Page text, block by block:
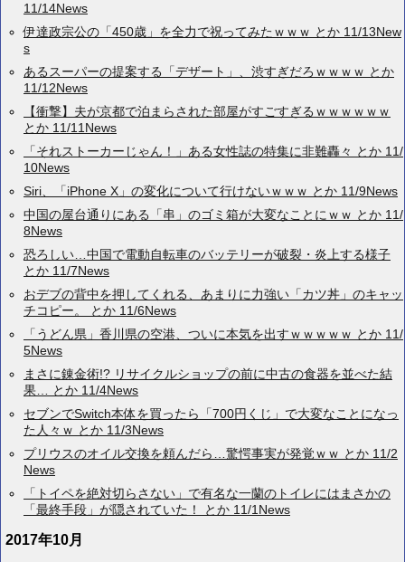
11/14News
伊達政宗公の「450歳」を全力で祝ってみたｗｗｗ とか 11/13New
s
あるスーパーの提案する「デザート」、渋すぎだろｗｗｗｗ とか
11/12News
【衝撃】夫が京都で泊まらされた部屋がすごすぎるｗｗｗｗｗｗ
とか 11/11News
「それストーカーじゃん！」ある女性誌の特集に非難轟々 とか 11/
10News
Siri、「iPhone X」の変化について行けないｗｗｗ とか 11/9News
中国の屋台通りにある「串」のゴミ箱が大変なことにｗｗ とか 11/
8News
恐ろしい…中国で電動自転車のバッテリーが破裂・炎上する様子
とか 11/7News
おデブの背中を押してくれる、あまりに力強い「カツ丼」のキャッ
チコピー。 とか 11/6News
「うどん県」香川県の空港、ついに本気を出すｗｗｗｗｗ とか 11/
5News
まさに錬金術!? リサイクルショップの前に中古の食器を並べた結
果… とか 11/4News
セブンでSwitch本体を買ったら「700円くじ」で大変なことになっ
た人々ｗ とか 11/3News
プリウスのオイル交換を頼んだら…驚愕事実が発覚ｗｗ とか 11/2
News
「トイペを絶対切らさない」で有名な一蘭のトイレにはまさかの
「最終手段」が隠されていた！ とか 11/1News
2017年10月